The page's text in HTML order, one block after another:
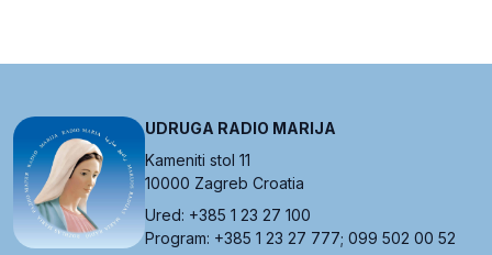
UDRUGA RADIO MARIJA
Kameniti stol 11
10000 Zagreb Croatia
Ured: +385 1 23 27 100
Program: +385 1 23 27 777; 099 502 00 52